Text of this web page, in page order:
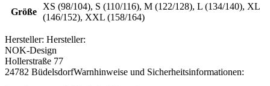
Größe
XS (98/104), S (110/116), M (122/128), L (134/140), XL
(146/152), XXL (158/164)
Hersteller: Hersteller:
NOK-Design
Hollerstraße 77
24782 BüdelsdorfWarnhinweise und Sicherheitsinformationen: